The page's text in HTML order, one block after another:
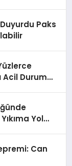
Paks
Acil Durum
Yol
Can